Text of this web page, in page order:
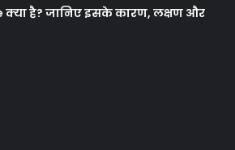
क्या है? जानिए इसके कारण, लक्षण और